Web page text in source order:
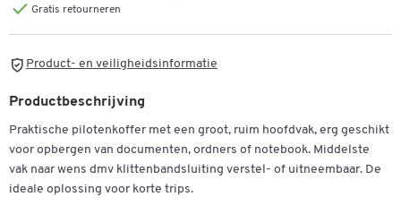
Gratis retourneren
Product- en veiligheidsinformatie
Productbeschrijving
Praktische pilotenkoffer met een groot, ruim hoofdvak, erg geschikt
voor opbergen van documenten, ordners of notebook. Middelste
vak naar wens dmv klittenbandsluiting verstel- of uitneembaar. De
ideale oplossing voor korte trips.